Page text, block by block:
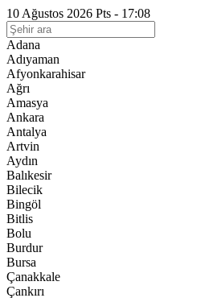
10 Ağustos 2026 Pts - 17:08
Adana
Adıyaman
Afyonkarahisar
Ağrı
Amasya
Ankara
Antalya
Artvin
Aydın
Balıkesir
Bilecik
Bingöl
Bitlis
Bolu
Burdur
Bursa
Çanakkale
Çankırı